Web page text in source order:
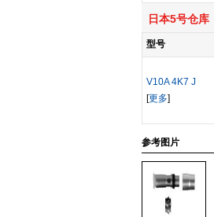
日本5号仓库
型号
V10A 4K7 J
[更多]
参考图片